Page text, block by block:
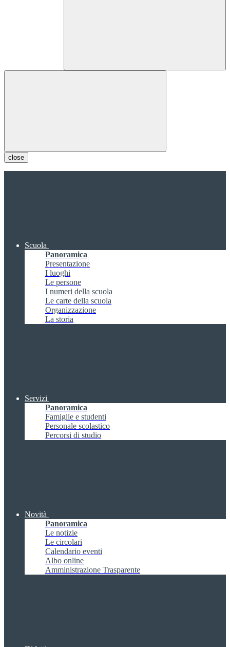
close
Scuola
Panoramica
Presentazione
I luoghi
Le persone
I numeri della scuola
Le carte della scuola
Organizzazione
La storia
Servizi
Panoramica
Famiglie e studenti
Personale scolastico
Percorsi di studio
Novità
Panoramica
Le notizie
Le circolari
Calendario eventi
Albo online
Amministrazione Trasparente